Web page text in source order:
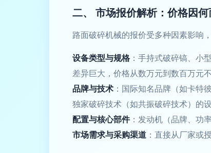
二、 市场报价解析：价格因何
路面破碎机械的报价受多种因素影响
设备类型与规格 ：手持式破碎镐、小
差异巨大，价格从数万元到数百万元不
品牌与技术 ：国际知名品牌（如卡特
独家破碎技术（如共振破碎技术）的
配置与核心部件：发动机（品牌、功
市场需求与采购渠道 ：直接从厂家或